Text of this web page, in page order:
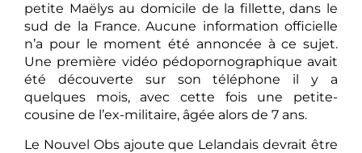
petite Maëlys au domicile de la fillette, dans le
sud de la France. Aucune information officielle
n’a pour le moment été annoncée à ce sujet.
Une première vidéo pédopornographique avait
été découverte sur son téléphone il y a
quelques mois, avec cette fois une petite-
cousine de l’ex-militaire, âgée alors de 7 ans.
Le Nouvel Obs ajoute que Lelandais devrait être